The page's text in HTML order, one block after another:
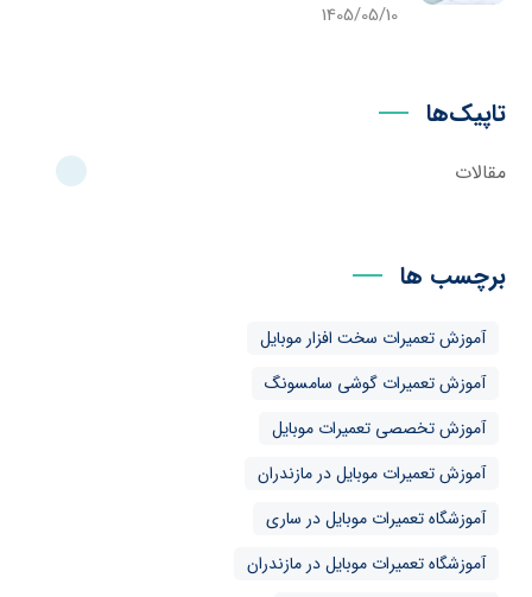
1405/05/10
تاپیک‌ها
مقالات
برچسب ها
آموزش تعمیرات سخت افزار موبایل
آموزش تعمیرات گوشی سامسونگ
آموزش تخصصی تعمیرات موبایل
آموزش تعمیرات موبایل در مازندران
آموزشگاه تعمیرات موبایل در ساری
آموزشگاه تعمیرات موبایل در مازندران